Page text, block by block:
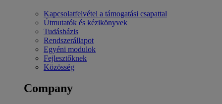
Kapcsolatfelvétel a támogatási csapattal
Útmutatók és kézikönyvek
Tudásbázis
Rendszerállapot
Egyéni modulok
Fejlesztőknek
Közösség
Company